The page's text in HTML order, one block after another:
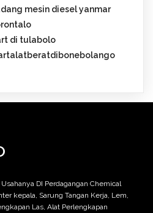
mesin diesel yanmar
di tulabolo
DI Perdagangan Chemical
kepala, Sarung Tangan Kerja, Lem,
Las, Alat Perlengkapan